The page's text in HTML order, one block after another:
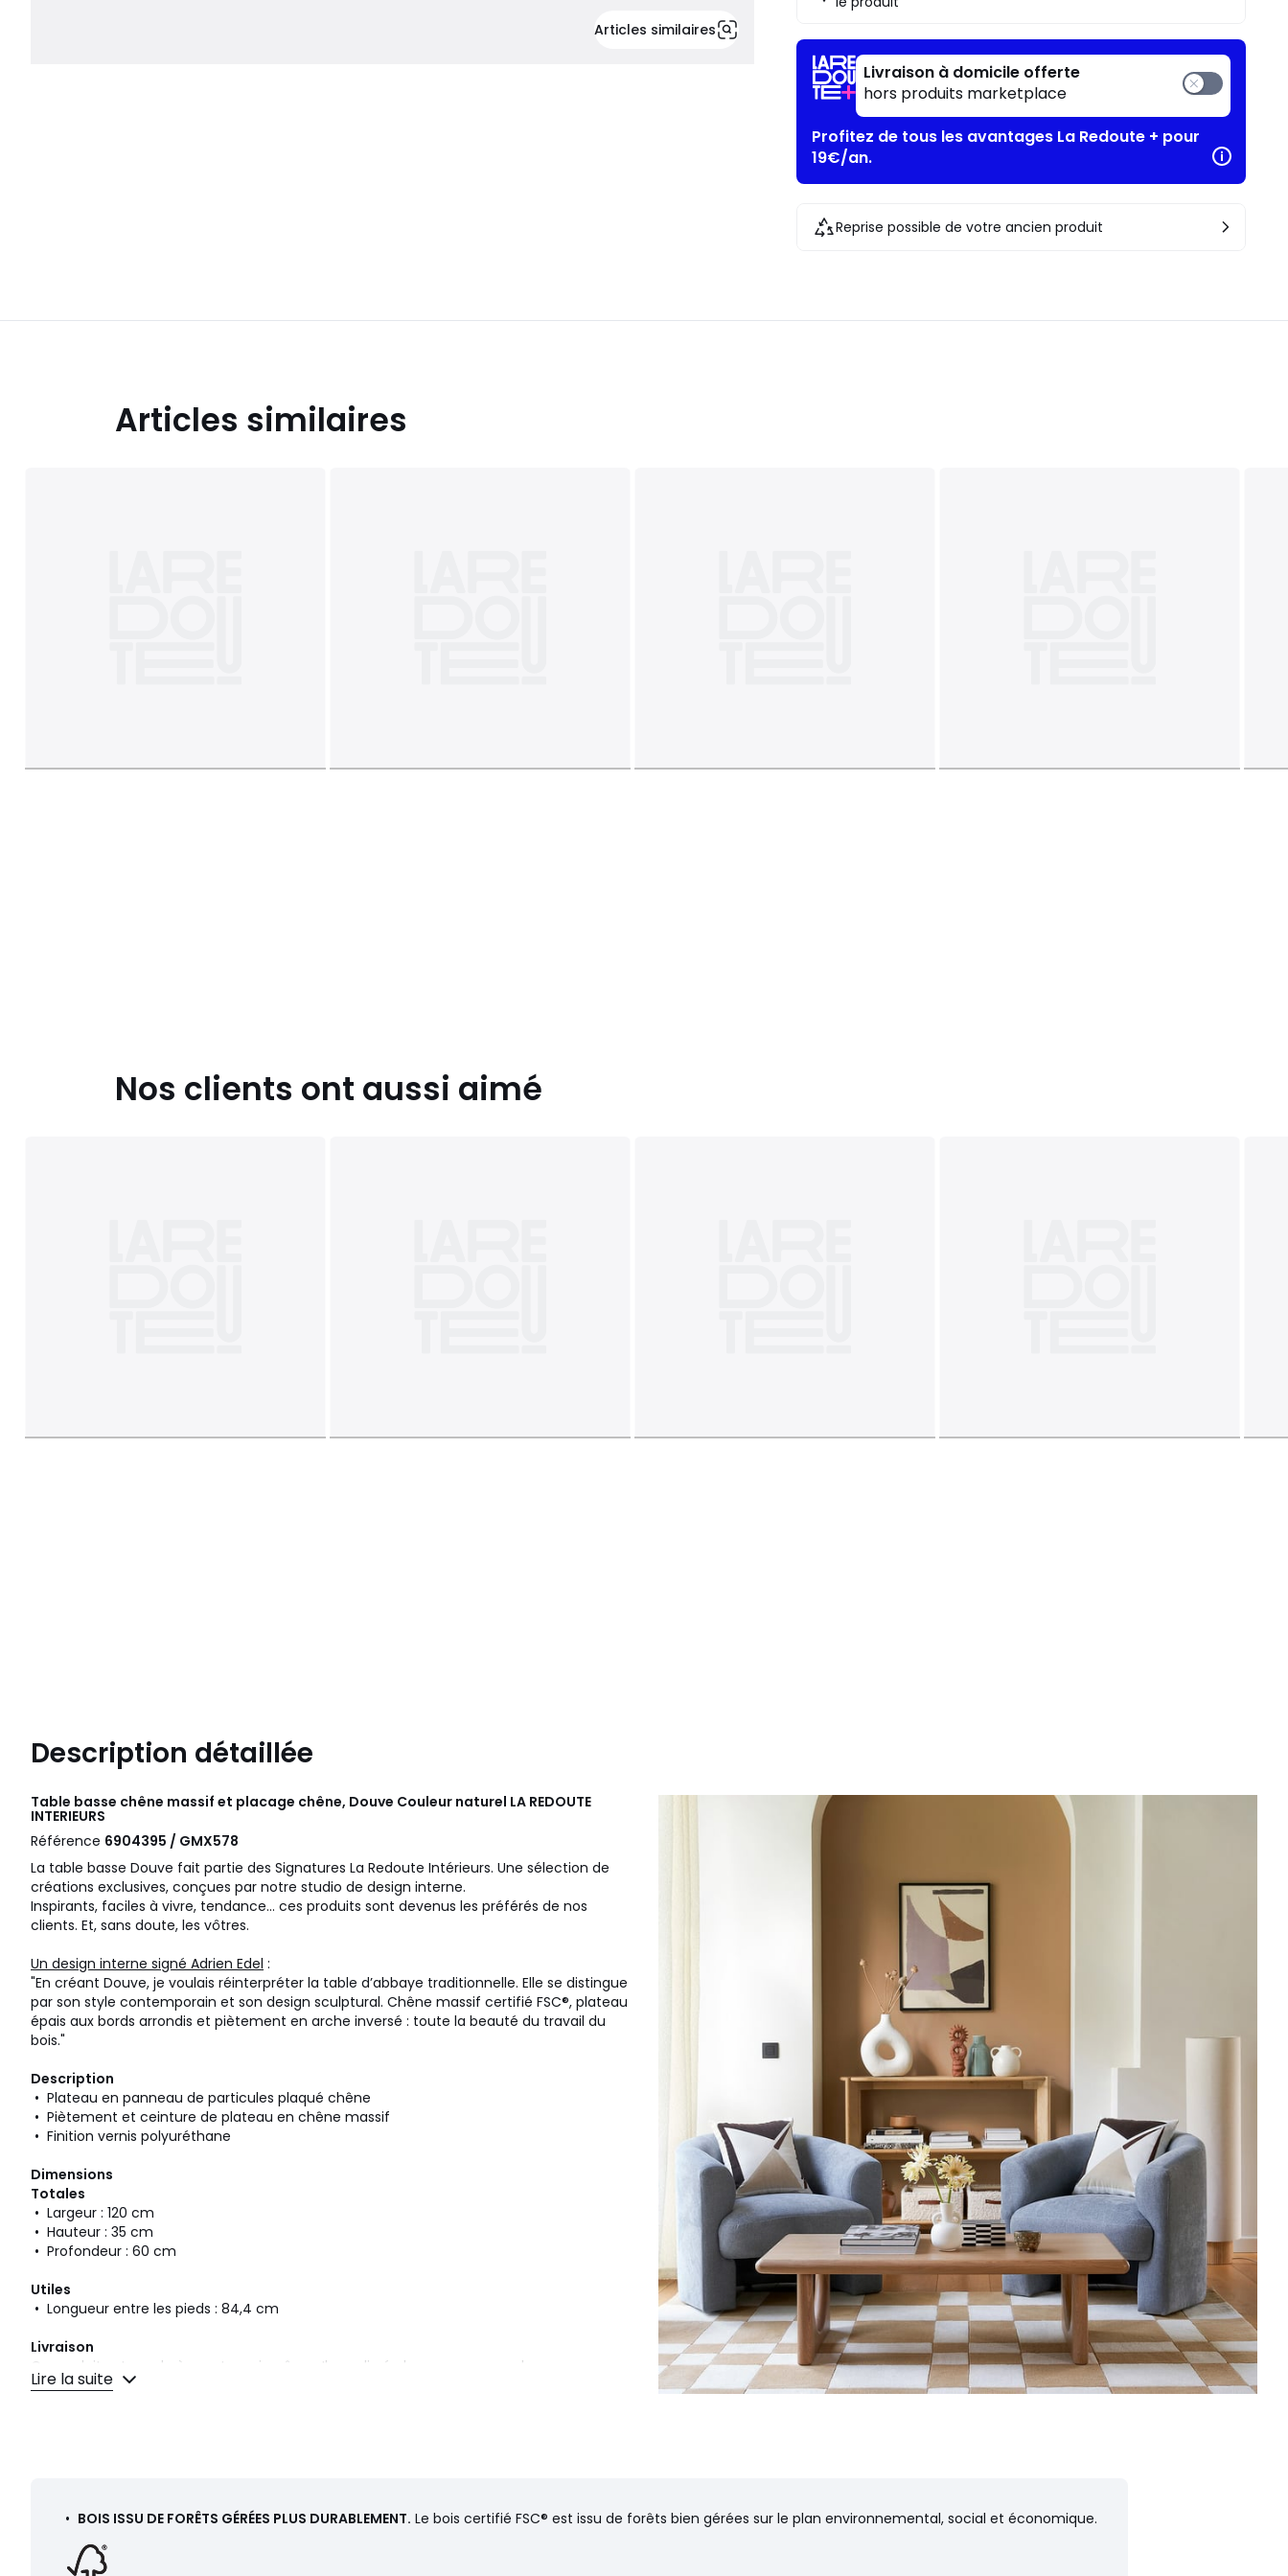
Articles similaires
Livraison à domicile offerte
hors produits marketplace
Profitez de tous les avantages La Redoute + pour
19€/an.
Reprise possible de votre ancien produit
Articles similaires
Nos clients ont aussi aimé
Description détaillée
Table basse chêne massif et placage chêne, Douve Couleur naturel LA REDOUTE
INTERIEURS
Référence 6904395 / GMX578
La table basse Douve fait partie des Signatures La Redoute Intérieurs. Une sélection de
créations exclusives, conçues par notre studio de design interne.
Inspirants, faciles à vivre, tendance... ces produits sont devenus les préférés de nos
clients. Et, sans doute, les vôtres.
Un design interne signé Adrien Edel :
"En créant Douve, je voulais réinterpréter la table d’abbaye traditionnelle. Elle se distingue
par son style contemporain et son design sculptural. Chêne massif certifié FSC®, plateau
épais aux bords arrondis et piètement en arche inversé : toute la beauté du travail du
bois."
Description
• Plateau en panneau de particules plaqué chêne
• Piètement et ceinture de plateau en chêne massif
• Finition vernis polyuréthane
Dimensions
Totales
• Largeur : 120 cm
• Hauteur : 35 cm
• Profondeur : 60 cm
Utiles
• Longueur entre les pieds : 84,4 cm
Livraison
Ce produit est vendu à monter soi-même. Il sera livré chez vous, sur rendez-vous.
Attention ! Veuillez vérifier que les ouvertures (portes, escaliers, ascenseurs)
Fiche produit relative aux qualités et caractéristiques environnementales
Lire la suite
• BOIS ISSU DE FORÊTS GÉRÉES PLUS DURABLEMENT. Le bois certifié FSC® est issu de forêts bien gérées sur le plan environnemental, social et économique.